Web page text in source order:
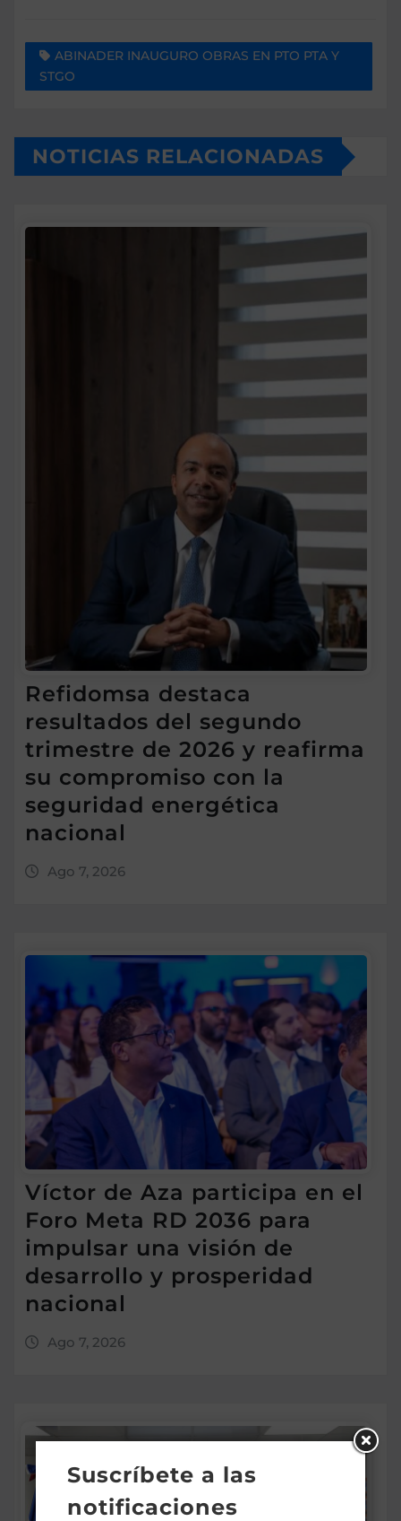
ABINADER INAUGURO OBRAS EN PTO PTA Y
STGO
NOTICIAS RELACIONADAS
Refidomsa destaca
resultados del segundo
trimestre de 2026 y reafirma
su compromiso con la
seguridad energética
nacional
Ago 7, 2026
Víctor de Aza participa en el
Foro Meta RD 2036 para
impulsar una visión de
desarrollo y prosperidad
nacional
Ago 7, 2026
Suscríbete a las
notificaciones